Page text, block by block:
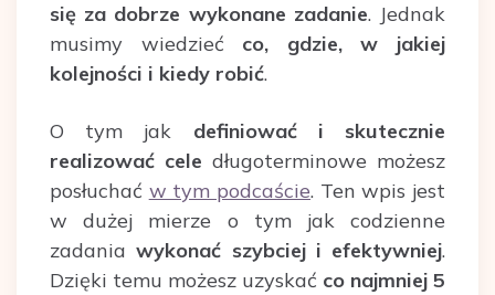
się za dobrze wykonane zadanie. Jednak
musimy wiedzieć co, gdzie, w jakiej
kolejności i kiedy robić.
O tym jak definiować i skutecznie
realizować cele długoterminowe możesz
posłuchać w tym podcaście. Ten wpis jest
w dużej mierze o tym jak codzienne
zadaniawykonać szybciej i efektywniej.
Dzięki temu możesz uzyskać co najmniej 5